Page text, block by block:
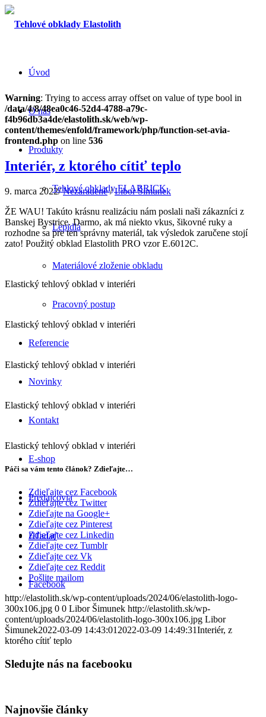
Úvod
O nás
Produkty
Tehlové obklady ELABRICK
Lepidlá
Materiálové zloženie obkladu
Pracovný postup
Referencie
Novinky
Kontakt
E-shop
Predajcovia
Hľadať
Facebook
Warning: Trying to access array offset on value of type bool in
/data/4/8/48ea0c46-52d4-4788-a79c-
f4b96db3a4de/elastolith.sk/web/wp-
content/themes/enfold/framework/php/function-set-avia-
frontend.php on line 536
Interiér, z ktorého cítiť teplo
9. marca 2022/ Nezaradené / Libor Šimunek
ŽE WAU! Takúto krásnu realizáciu nám poslali naši zákazníci z
Banskej Bystrice. Darmo, ak má niekto vkus, šikovné ruky a
rozhodne sa pre ten správny materiál, tak výsledok zaručene stojí
zato! Použitý obklad Elastolith PRO vzor E.6012C.
Elastický tehlový obklad v interiéri
Elastický tehlový obklad v interiéri
Elastický tehlový obklad v interiéri
Elastický tehlový obklad v interiéri
Elastický tehlový obklad v interiéri
Páči sa vám tento článok? Zdieľajte…
Zdieľajte cez Facebook
Zdieľajte cez Twitter
Zdieľajte na Google+
Zdieľajte cez Pinterest
Zdieľajte cez Linkedin
Zdieľajte cez Tumblr
Zdieľajte cez Vk
Zdieľajte cez Reddit
Pošlite mailom
http://elastolith.sk/wp-content/uploads/2024/06/elastolith-logo-
300x106.jpg 0 0 Libor Šimunek http://elastolith.sk/wp-
content/uploads/2024/06/elastolith-logo-300x106.jpg Libor
Šimunek2022-03-09 14:43:01 2022-03-09 14:49:31Interiér, z
ktorého cítiť teplo
Sledujte nás na facebooku
Najnovšie články